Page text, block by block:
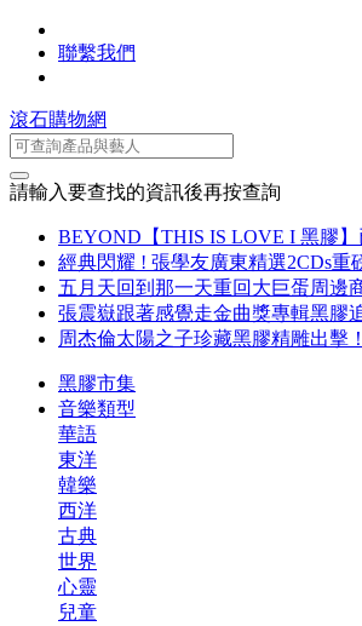
聯繫我們
滾石購物網
請輸入要查找的資訊後再按查詢
BEYOND【THIS IS LOVE I 黑膠】
經典閃耀 ! 張學友廣東精選2CDs重
五月天回到那一天重回大巨蛋周邊
張震嶽跟著感覺走金曲獎專輯黑膠
周杰倫太陽之子珍藏黑膠精雕出擊！
黑膠市集
音樂類型
華語
東洋
韓樂
西洋
古典
世界
心靈
兒童